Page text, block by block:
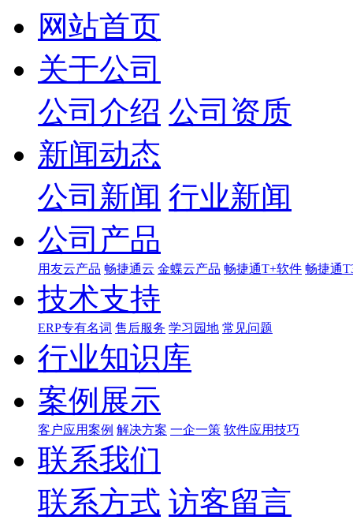
网站首页
关于公司
公司介绍 公司资质
新闻动态
公司新闻 行业新闻
公司产品
用友云产品 畅捷通云 金蝶云产品 畅捷通T+软件 畅捷通
技术支持
ERP专有名词 售后服务 学习园地 常见问题
行业知识库
案例展示
客户应用案例 解决方案 一企一策 软件应用技巧
联系我们
联系方式 访客留言